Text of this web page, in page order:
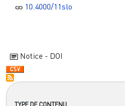
10.4000/11slo
Notice - DOI